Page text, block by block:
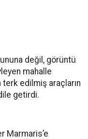
değil, görüntü
mahalle
edilmiş araçların
getirdi.
Marmaris’e